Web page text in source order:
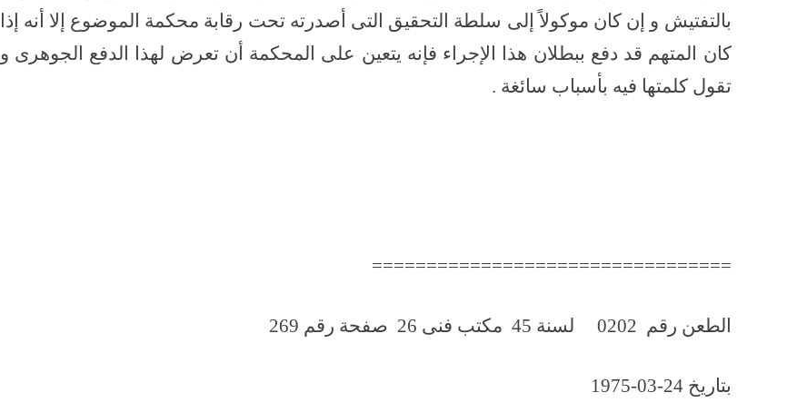
بالتفتيش و إن كان موكولاً إلى سلطة التحقيق التى أصدرته تحت رقابة محكمة الموضوع إلا أنه إذا
كان المتهم قد دفع ببطلان هذا الإجراء فإنه يتعين على المحكمة أن تعرض لهذا الدفع الجوهرى و
تقول كلمتها فيه بأسباب سائغة .
=================================
الطعن رقم 0202 لسنة 45 مكتب فنى 26 صفحة رقم 269
بتاريخ 24-03-1975